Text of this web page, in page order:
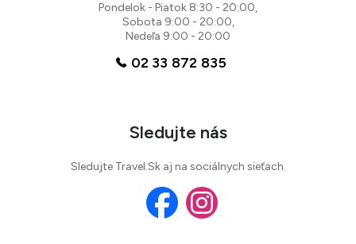
Pondelok - Piatok 8:30 - 20:00,
Sobota 9:00 - 20:00,
Nedeľa 9:00 - 20:00
02 33 872 835
Sledujte nás
Sledujte Travel.Sk aj na sociálnych sieťach.